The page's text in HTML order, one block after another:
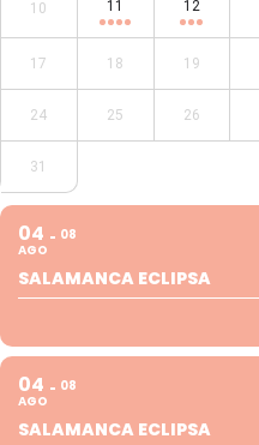
10 11 12
17 18 19
24 25 26
31
04
AGO
08
SALAMANCA ECLIPSA
04
AGO
08
SALAMANCA ECLIPSA